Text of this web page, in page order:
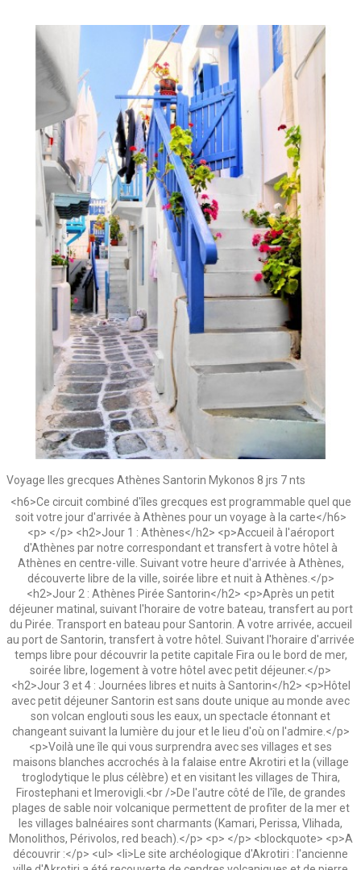
Voyage Iles grecques Athènes Santorin Mykonos 8 jrs 7 nts
<h6>Ce circuit combiné d'îles grecques est programmable quel que
soit votre jour d'arrivée à Athènes pour un voyage à la carte</h6>
<p> </p> <h2>Jour 1 : Athènes</h2> <p>Accueil à l'aéroport
d'Athènes par notre correspondant et transfert à votre hôtel à
Athènes en centre-ville. Suivant votre heure d'arrivée à Athènes,
découverte libre de la ville, soirée libre et nuit à Athènes.</p>
<h2>Jour 2 : Athènes Pirée Santorin</h2> <p>Après un petit
déjeuner matinal, suivant l'horaire de votre bateau, transfert au port
du Pirée. Transport en bateau pour Santorin. A votre arrivée, accueil
au port de Santorin, transfert à votre hôtel. Suivant l'horaire d'arrivée
temps libre pour découvrir la petite capitale Fira ou le bord de mer,
soirée libre, logement à votre hôtel avec petit déjeuner.</p>
<h2>Jour 3 et 4 : Journées libres et nuits à Santorin</h2> <p>Hôtel
avec petit déjeuner Santorin est sans doute unique au monde avec
son volcan englouti sous les eaux, un spectacle étonnant et
changeant suivant la lumière du jour et le lieu d'où on l'admire.</p>
<p>Voilà une île qui vous surprendra avec ses villages et ses
maisons blanches accrochés à la falaise entre Akrotiri et Ia (village
troglodytique le plus célèbre) et en visitant les villages de Thira,
Firostephani et Imerovigli.<br />De l'autre côté de l'île, de grandes
plages de sable noir volcanique permettent de profiter de la mer et
les villages balnéaires sont charmants (Kamari, Perissa, Vlihada,
Monolithos, Périvolos, red beach).</p> <p> </p> <blockquote> <p>A
découvrir :</p> <ul> <li>Le site archéologique d'Akrotiri : l'ancienne